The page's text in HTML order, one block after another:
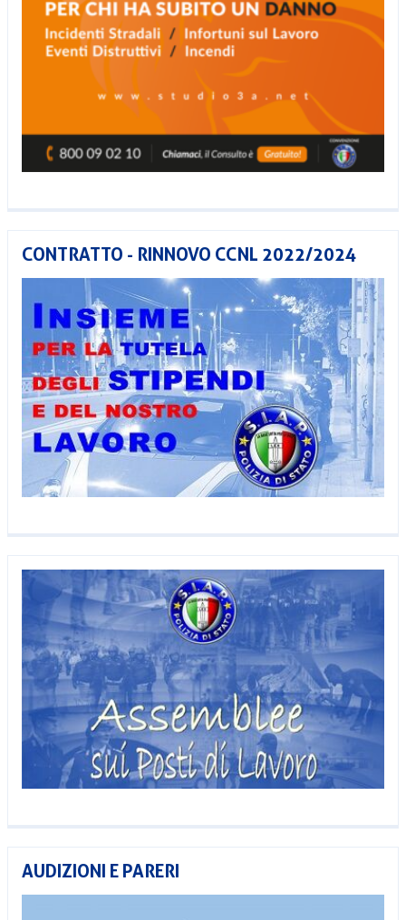
CONTRATTO - RINNOVO CCNL 2022/2024
AUDIZIONI E PARERI